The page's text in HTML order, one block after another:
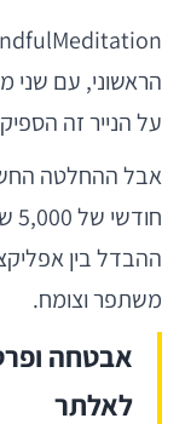
על הנייר זה
אבל ההחלטה
ההבדל בין
משתפר וצומח.
אבטחה
לאלתר